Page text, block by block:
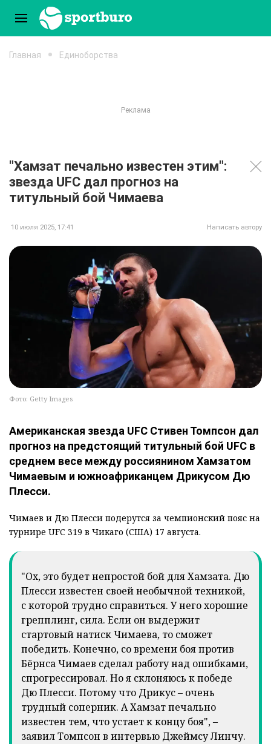
Главная Единоборства
"Хамзат печально известен этим":
звезда UFC дал прогноз на
титульный бой Чимаева
10 июля 2025, 17:41 Написать автору
Фото: Getty Images
Американская звезда UFC Стивен Томпсон дал
прогноз на предстоящий титульный бой UFC в
среднем весе между россиянином Хамзатом
Чимаевым и южноафриканцем Дрикусом Дю
Плесси.
Чимаев и Дю Плесси подерутся за чемпионский пояс на
турнире UFC 319 в Чикаго (США) 17 августа.
"Ох, это будет непростой бой для Хамзата. Дю
Плесси известен своей необычной техникой,
с которой трудно справиться. У него хорошие
грепплинг, сила. Если он выдержит
стартовый натиск Чимаева, то сможет
победить. Конечно, со времени боя против
Бёрнса Чимаев сделал работу над ошибками,
спрогрессировал. Но я склоняюсь к победе
Дю Плесси. Потому что Дрикус – очень
трудный соперник. А Хамзат печально
известен тем, что устает к концу боя", –
заявил Томпсон в интервью Джеймсу Линчу.